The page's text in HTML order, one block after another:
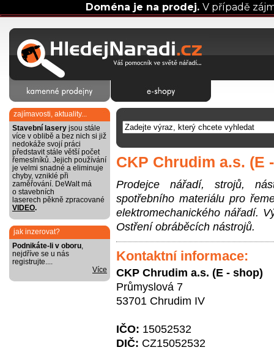
Doména je na prodej. V případě
zajímavosti, aktuality...
Stavební lasery jsou stále
více v oblibě a bez nich si již
nedokáže svojí práci
představit stále větší počet
řemeslníků. Jejich používání
je velmi snadné a eliminuje
chyby, vzniklé při
zaměřování. DeWalt má
o stavebních
laserech pěkně zpracované
VIDEO.
jak inzerovat?
Podnikáte-li v oboru,
nejdříve se u nás
registrujte....
Více
CKP Chrudim a.s. (E
Prodejce nářadí, strojů,
spotřebního materiálu pro
elektromechanického nářadí.
Ostření obráběcích nástrojů.
Kontaktní informace:
CKP Chrudim a.s. (E - shop)
Průmyslová 7
53701 Chrudim IV
IČO: 15052532
DIČ: CZ15052532